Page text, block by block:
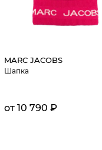
MARC JACOBS
Шапка
от 10 790 ₽